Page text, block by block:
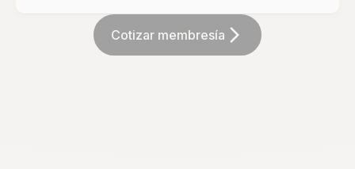
Cotizar membresía arrow_forward_ios